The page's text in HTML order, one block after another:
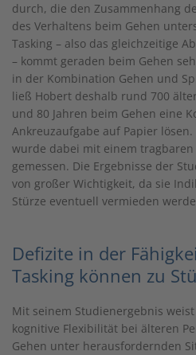
durch, die den Zusammenhang
des Verhaltens beim Gehen
Tasking – also das gleichzeitige
– kommt geraden beim Gehen
in der Kombination Gehen und
ließ Hobert deshalb rund 700
und 80 Jahren beim Gehen eine
Ankreuzaufgabe auf Papier
wurde dabei mit einem tragbaren
gemessen. Die Ergebnisse der
von großer Wichtigkeit, da sie
Stürze eventuell vermieden
Defizite in der
Tasking können zu
Mit seinem Studienergebnis
kognitive Flexibilität bei älteren
Gehen unter herausfordernden